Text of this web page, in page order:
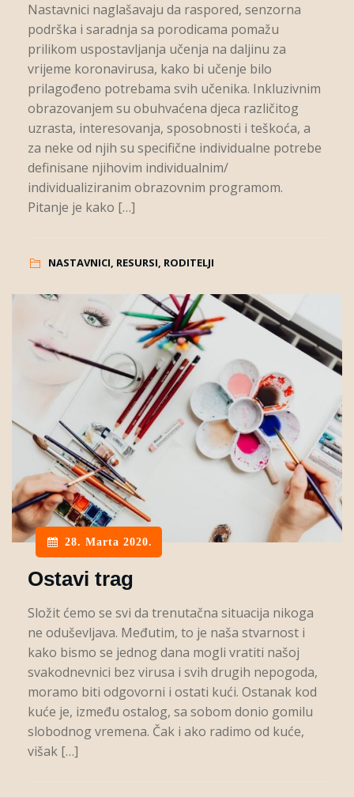
Nastavnici naglašavaju da raspored, senzorna
podrška i saradnja sa porodicama pomažu
prilikom uspostavljanja učenja na daljinu za
vrijeme koronavirusa, kako bi učenje bilo
prilagođeno potrebama svih učenika. Inkluzivnim
obrazovanjem su obuhvaćena djeca različitog
uzrasta, interesovanja, sposobnosti i teškoća, a
za neke od njih su specifične individualne potrebe
definisane njihovim individualnim/
individualiziranim obrazovnim programom.
Pitanje je kako […]
NASTAVNICI, RESURSI, RODITELJI
28. Marta 2020.
Ostavi trag
Složit ćemo se svi da trenutačna situacija nikoga
ne oduševljava. Međutim, to je naša stvarnost i
kako bismo se jednog dana mogli vratiti našoj
svakodnevnici bez virusa i svih drugih nepogoda,
moramo biti odgovorni i ostati kući. Ostanak kod
kuće je, između ostalog, sa sobom donio gomilu
slobodnog vremena. Čak i ako radimo od kuće,
višak […]